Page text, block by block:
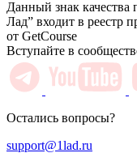
Данный знак
Лад” входит в реестр
от GetCourse
Вступайте в
Остались вопросы?
support@1lad.ru